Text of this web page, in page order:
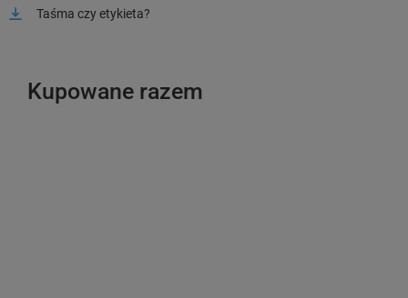
Taśma czy etykieta?
Kupowane razem